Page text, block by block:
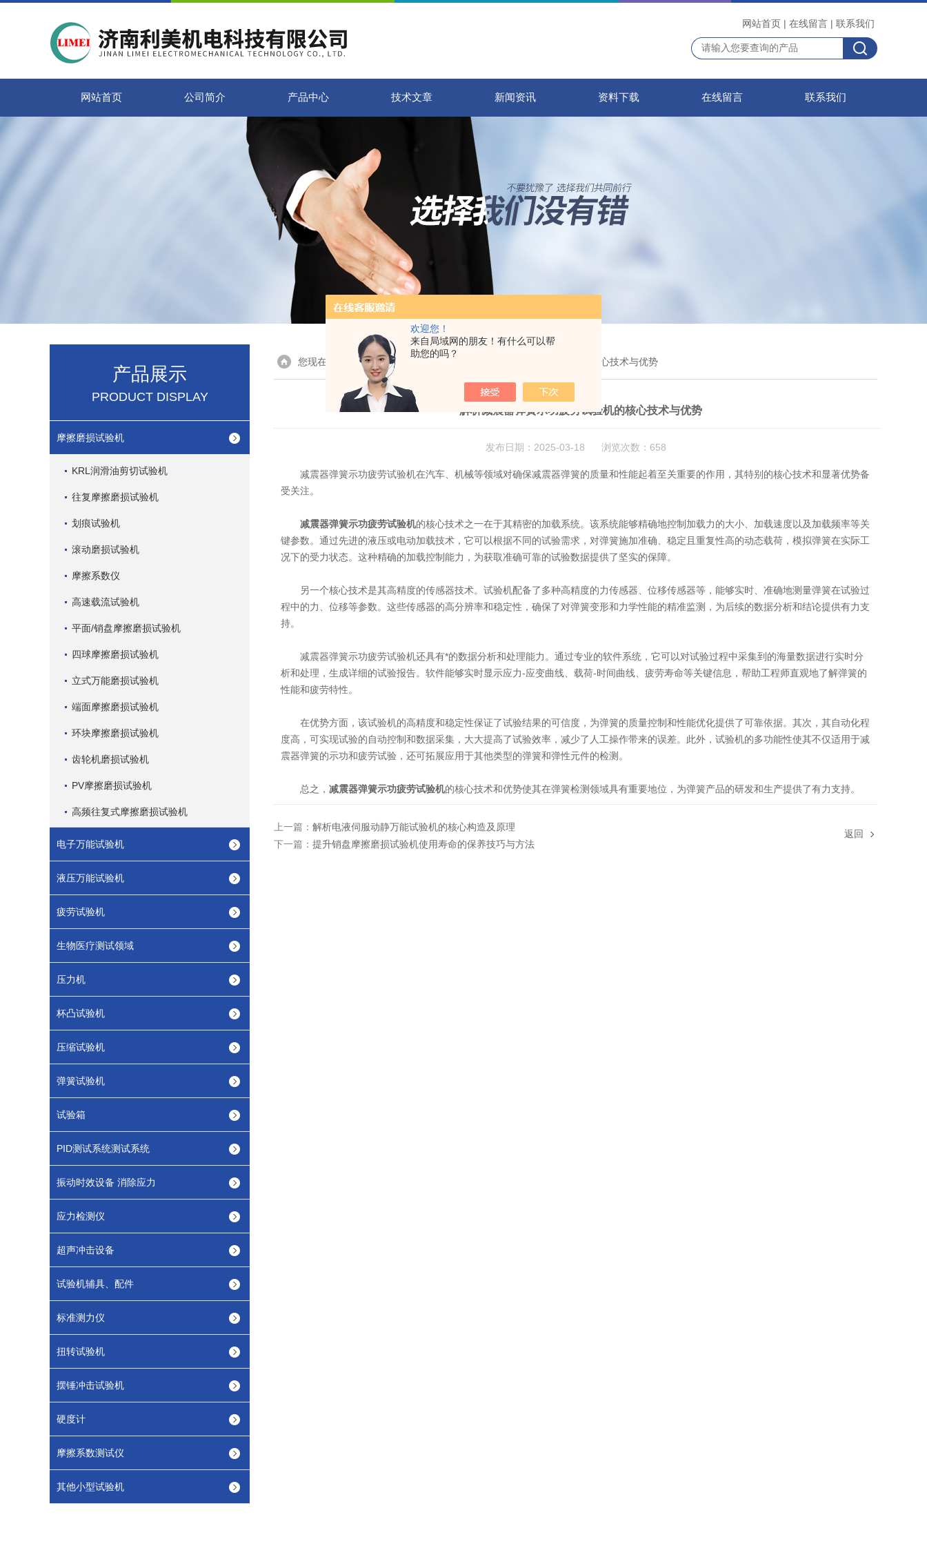
欢迎您！
来自局域网的朋友！有什么可以帮
助您的吗？
网站首页 | 在线留言 | 联系我们
网站首页 公司简介 产品中心 技术文章 新闻资讯 资料下载 在线留言 联系我们
产品展示
PRODUCT DISPLAY
摩擦磨损试验机
KRL润滑油剪切试验机
往复摩擦磨损试验机
划痕试验机
滚动磨损试验机
摩擦系数仪
高速载流试验机
平面/销盘摩擦磨损试验机
四球摩擦磨损试验机
立式万能磨损试验机
端面摩擦磨损试验机
环块摩擦磨损试验机
齿轮机磨损试验机
PV摩擦磨损试验机
高频往复式摩擦磨损试验机
电子万能试验机
液压万能试验机
疲劳试验机
生物医疗测试领域
压力机
杯凸试验机
压缩试验机
弹簧试验机
试验箱
PID测试系统测试系统
振动时效设备 消除应力
应力检测仪
超声冲击设备
试验机辅具、配件
标准测力仪
扭转试验机
摆锤冲击试验机
硬度计
摩擦系数测试仪
其他小型试验机
您现在的位置：首页> 新闻中心 > 解析减震器弹簧示功疲劳试验机的核心技术与优势
解析减震器弹簧示功疲劳试验机的核心技术与优势
发布日期：2025-03-18 浏览次数：658
减震器弹簧示功疲劳试验机在汽车、机械等领域对确保减震器弹簧的质量和性能起着至关重要的作用，其特别的核心技术和显著优势备
受关注。
减震器弹簧示功疲劳试验机的核心技术之一在于其精密的加载系统。该系统能够精确地控制加载力的大小、加载速度以及加载频率等关
键参数。通过先进的液压或电动加载技术，它可以根据不同的试验需求，对弹簧施加准确、稳定且重复性高的动态载荷，模拟弹簧在实际工
况下的受力状态。这种精确的加载控制能力，为获取准确可靠的试验数据提供了坚实的保障。
另一个核心技术是其高精度的传感器技术。试验机配备了多种高精度的力传感器、位移传感器等，能够实时、准确地测量弹簧在试验过
程中的力、位移等参数。这些传感器的高分辨率和稳定性，确保了对弹簧变形和力学性能的精准监测，为后续的数据分析和结论提供有力支
持。
减震器弹簧示功疲劳试验机还具有*的数据分析和处理能力。通过专业的软件系统，它可以对试验过程中采集到的海量数据进行实时分
析和处理，生成详细的试验报告。软件能够实时显示应力-应变曲线、载荷-时间曲线、疲劳寿命等关键信息，帮助工程师直观地了解弹簧的
性能和疲劳特性。
在优势方面，该试验机的高精度和稳定性保证了试验结果的可信度，为弹簧的质量控制和性能优化提供了可靠依据。其次，其自动化程
度高，可实现试验的自动控制和数据采集，大大提高了试验效率，减少了人工操作带来的误差。此外，试验机的多功能性使其不仅适用于减
震器弹簧的示功和疲劳试验，还可拓展应用于其他类型的弹簧和弹性元件的检测。
总之， 减震器弹簧示功疲劳试验机的核心技术和优势使其在弹簧检测领域具有重要地位，为弹簧产品的研发和生产提供了有力支持。
上一篇： 解析电液伺服动静万能试验机的核心构造及原理
下一篇： 提升销盘摩擦磨损试验机使用寿命的保养技巧与方法
返回